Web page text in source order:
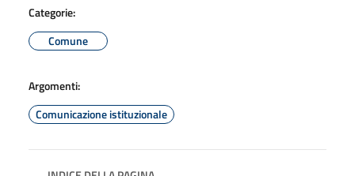
Categorie:
Comune
Argomenti:
Comunicazione istituzionale